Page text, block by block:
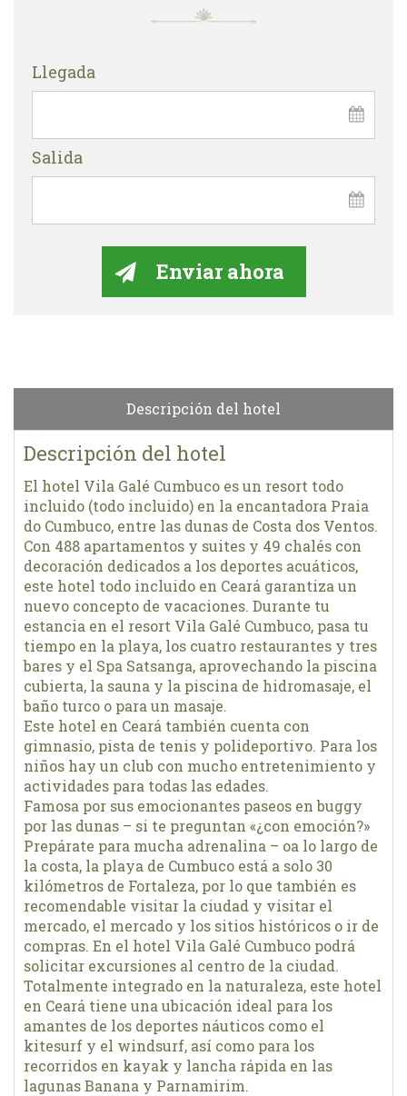
Llegada
Salida
Descripción del hotel
Descripción del hotel
El hotel Vila Galé Cumbuco es un resort todo
incluido (todo incluido) en la encantadora Praia
do Cumbuco, entre las dunas de Costa dos Ventos.
Con 488 apartamentos y suites y 49 chalés con
decoración dedicados a los deportes acuáticos,
este hotel todo incluido en Ceará garantiza un
nuevo concepto de vacaciones. Durante tu
estancia en el resort Vila Galé Cumbuco, pasa tu
tiempo en la playa, los cuatro restaurantes y tres
bares y el Spa Satsanga, aprovechando la piscina
cubierta, la sauna y la piscina de hidromasaje, el
baño turco o para un masaje.
Este hotel en Ceará también cuenta con
gimnasio, pista de tenis y polideportivo. Para los
niños hay un club con mucho entretenimiento y
actividades para todas las edades.
Famosa por sus emocionantes paseos en buggy
por las dunas – si te preguntan «¿con emoción?»
Prepárate para mucha adrenalina – oa lo largo de
la costa, la playa de Cumbuco está a solo 30
kilómetros de Fortaleza, por lo que también es
recomendable visitar la ciudad y visitar el
mercado, el mercado y los sitios históricos o ir de
compras. En el hotel Vila Galé Cumbuco podrá
solicitar excursiones al centro de la ciudad.
Totalmente integrado en la naturaleza, este hotel
en Ceará tiene una ubicación ideal para los
amantes de los deportes náuticos como el
kitesurf y el windsurf, así como para los
recorridos en kayak y lancha rápida en las
lagunas Banana y Parnamirim.